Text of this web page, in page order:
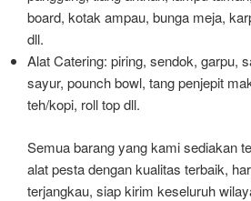
board, kotak ampau, bunga meja,
dll.
Alat Catering: piring, sendok, garpu,
sayur, pounch bowl, tang penjepit
teh/kopi, roll top dll.
Semua barang yang kami sediakan
alat pesta dengan kualitas terbaik,
terjangkau, siap kirim keseluruh